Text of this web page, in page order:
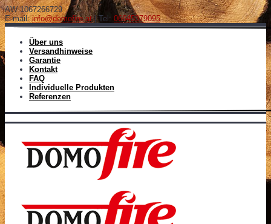
AW-1067266729
E-mail:info@domofire.at| Tel: 06645379095
Über uns
Versandhinweise
Garantie
Kontakt
FAQ
Individuelle Produkten
Referenzen